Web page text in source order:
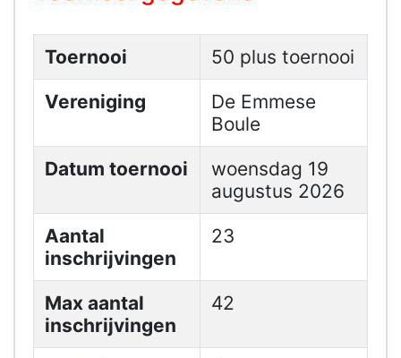
Toernooi
50 plus toernooi
Vereniging
De Emmese
Boule
Datum toernooi
woensdag 19
augustus 2026
Aantal
inschrijvingen
23
Max aantal
inschrijvingen
42